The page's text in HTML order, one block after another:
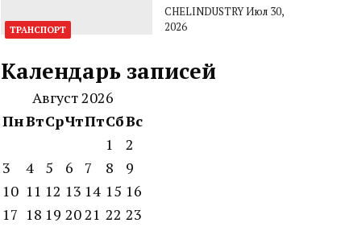
ТРАНСПОРТ
CHELINDUSTRYИюл 30,
2026
Календарь записей
Август 2026
ПнВтСрЧтПтСбВс
1
2
3
4 5 6 7 8
9
10 11 12 13 14 15 16
17 18 19 2021 22 23